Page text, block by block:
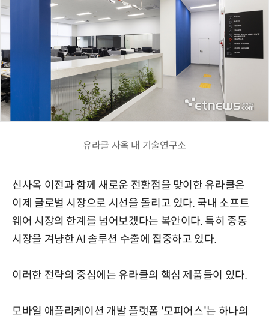
유라클 사옥 내 기술연구소
신사옥 이전과 함께 새로운 전환점을 맞이한 유라클은
이제 글로벌 시장으로 시선을 돌리고 있다. 국내 소프트
웨어 시장의 한계를 넘어보겠다는 복안이다. 특히 중동
시장을 겨냥한 AI 솔루션 수출에 집중하고 있다.
이러한 전략의 중심에는 유라클의 핵심 제품들이 있다.
모바일 애플리케이션 개발 플랫폼 '모피어스'는 하나의